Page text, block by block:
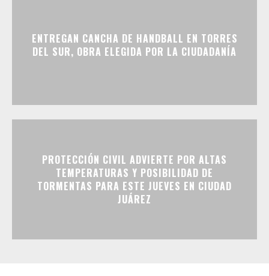
ENTREGAN CANCHA DE HANDBALL EN TORRES
DEL SUR, OBRA ELEGIDA POR LA CIUDADANÍA
PROTECCIÓN CIVIL ADVIERTE POR ALTAS
TEMPERATURAS Y POSIBILIDAD DE
TORMENTAS PARA ESTE JUEVES EN CIUDAD
JUÁREZ